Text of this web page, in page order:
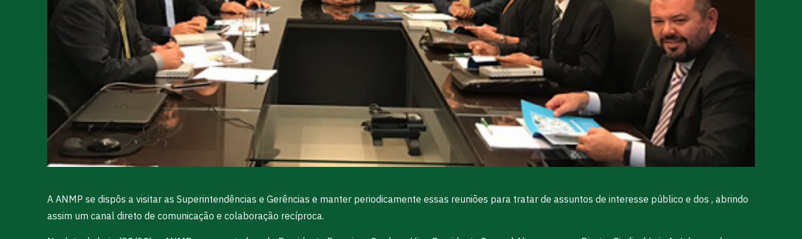
A ANMP se dispôs a visitar as Superintendências e Gerências e manter periodicamente essas reuniões para tratar de assuntos de interesse público e dos , abrindo
assim um canal direto de comunicação e colaboração recíproca.